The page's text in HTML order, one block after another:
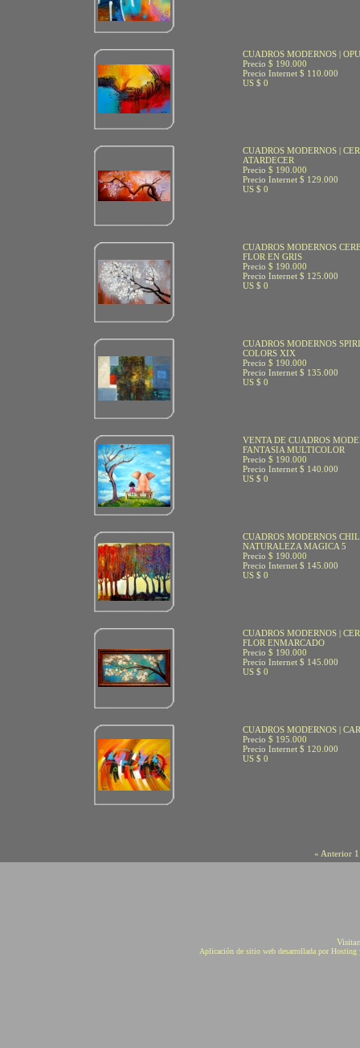
CUADROS MODERNOS |
Precio $ 190.000
Precio Internet $ 110.000
US $ 0
CUADROS MODERNOS |
ATARDECER
Precio $ 190.000
Precio Internet $ 129.000
US $ 0
CUADROS MODERNOS
FLOR EN GRIS
Precio $ 190.000
Precio Internet $ 125.000
US $ 0
CUADROS MODERNOS
COLORS XIX
Precio $ 190.000
Precio Internet $ 135.000
US $ 0
VENTA DE CUADROS
FANTASIA MULTICOLOR
Precio $ 190.000
Precio Internet $ 140.000
US $ 0
CUADROS MODERNOS
NATURALEZA MAGICA 5
Precio $ 190.000
Precio Internet $ 145.000
US $ 0
CUADROS MODERNOS |
FLOR ENMARCADO
Precio $ 190.000
Precio Internet $ 145.000
US $ 0
CUADROS MODERNOS |
Precio $ 195.000
Precio Internet $ 120.000
US $ 0
« Anterior 1
Aplicación de sitio web desarrollada por